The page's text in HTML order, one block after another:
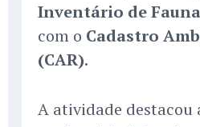
Inventário de Fauna
com o Cadastro
(CAR).
A atividade destacou